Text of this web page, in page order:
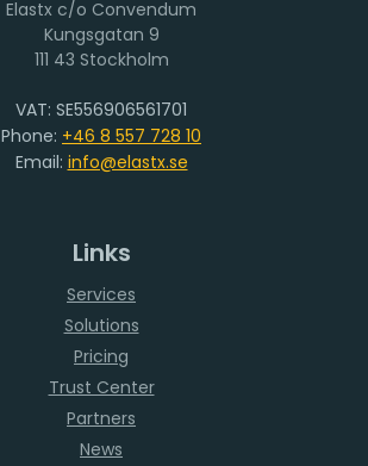
Elastx c/o Convendum
111 43 Stockholm
VAT: SE556906561701
Phone: +46 8 557 728 10
Email: info@elastx.se
Links
Services
Solutions
Pricing
Trust Center
Partners
News